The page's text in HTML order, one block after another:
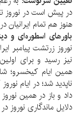
در پیش است در نوروز
هنوز هم تمام
باورهای اسطوره‌ای و
نوروز زرتشت پیامبر
نیز رسید و برای
همین ایام كیخسرو؛
ناپدید شد؛ در ایام
داد و باز در همین
دلایل ماندگاری